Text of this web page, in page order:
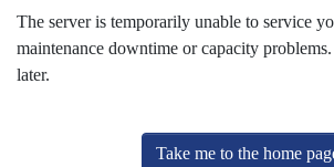
The server is temporarily unable to service
maintenance downtime or capacity
later.
Take me to the home